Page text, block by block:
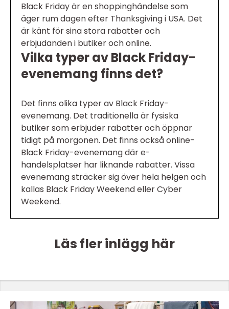
Black Friday är en shoppinghändelse som
äger rum dagen efter Thanksgiving i USA. Det
är känt för sina stora rabatter och
erbjudanden i butiker och online.
Vilka typer av Black Friday-
evenemang finns det?
Det finns olika typer av Black Friday-
evenemang. Det traditionella är fysiska
butiker som erbjuder rabatter och öppnar
tidigt på morgonen. Det finns också online-
Black Friday-evenemang där e-
handelsplatser har liknande rabatter. Vissa
evenemang sträcker sig över hela helgen och
kallas Black Friday Weekend eller Cyber
Weekend.
Läs fler inlägg här